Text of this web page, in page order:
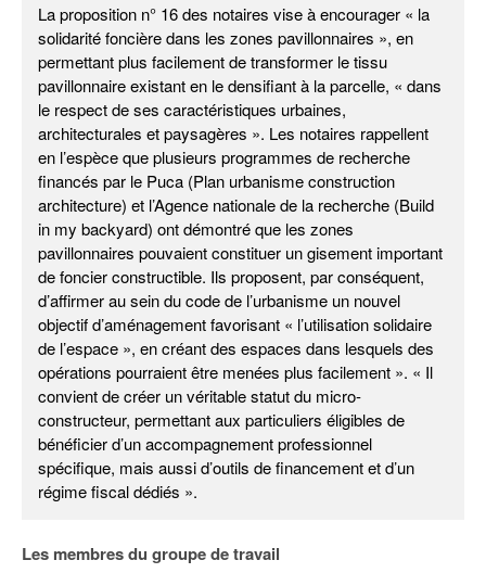
La proposition n° 16 des notaires vise à encourager « la
solidarité foncière dans les zones pavillonnaires », en
permettant plus facilement de transformer le tissu
pavillonnaire existant en le densifiant à la parcelle, « dans
le respect de ses caractéristiques urbaines,
architecturales et paysagères ». Les notaires rappellent
en l’espèce que plusieurs programmes de recherche
financés par le Puca (Plan urbanisme construction
architecture) et l’Agence nationale de la recherche (Build
in my backyard) ont démontré que les zones
pavillonnaires pouvaient constituer un gisement important
de foncier constructible. Ils proposent, par conséquent,
d’affirmer au sein du code de l’urbanisme un nouvel
objectif d’aménagement favorisant « l’utilisation solidaire
de l’espace », en créant des espaces dans lesquels des
opérations pourraient être menées plus facilement ». « Il
convient de créer un véritable statut du micro-
constructeur, permettant aux particuliers éligibles de
bénéficier d’un accompagnement professionnel
spécifique, mais aussi d’outils de financement et d’un
régime fiscal dédiés ».
Les membres du groupe de travail